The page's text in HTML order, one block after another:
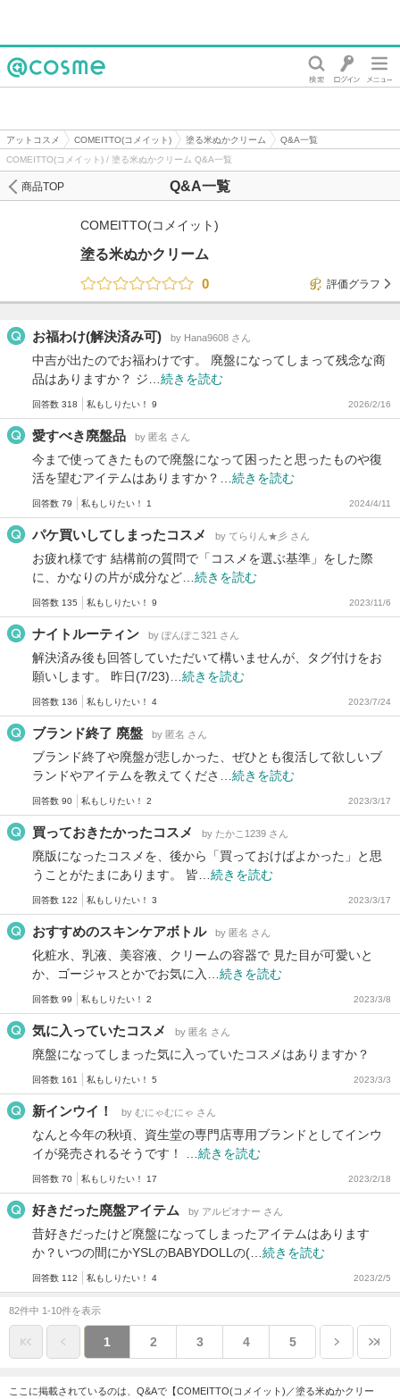
アットコスメ COMEITTO(コメイット) 塗る米ぬかクリーム
Q&A一覧
COMEITTO(コメイット) / 塗る米ぬかクリーム Q&A一覧
Q&A一覧
商品TOP
COMEITTO(コメイット)
塗る米ぬかクリーム
0
評価グラフ
お福わけ(解決済み可) by Hana9608 さん
中吉が出たのでお福わけです。 廃盤になってしまって残念な商
品はありますか？ ジ… 続きを読む
回答数 318 私もしりたい！ 9 2026/2/16
愛すべき廃盤品 by 匿名 さん
今まで使ってきたもので廃盤になって困ったと思ったものや復
活を望むアイテムはありますか？… 続きを読む
回答数 79 私もしりたい！ 1 2024/4/11
パケ買いしてしまったコスメ by てらりん★彡 さん
お疲れ様です 結構前の質問で「コスメを選ぶ基準」をした際
に、かなりの片が成分など… 続きを読む
回答数 135 私もしりたい！ 9 2023/11/6
ナイトルーティン by ぽんぽこ321 さん
解決済み後も回答していただいて構いませんが、タグ付けをお
願いします。 昨日(7/23)… 続きを読む
回答数 136 私もしりたい！ 4 2023/7/24
ブランド終了 廃盤 by 匿名 さん
ブランド終了や廃盤が悲しかった、ぜひとも復活して欲しいブ
ランドやアイテムを教えてくださ… 続きを読む
回答数 90 私もしりたい！ 2 2023/3/17
買っておきたかったコスメ by たかこ1239 さん
廃版になったコスメを、後から「買っておけばよかった」と思
うことがたまにあります。 皆… 続きを読む
回答数 122 私もしりたい！ 3 2023/3/17
おすすめのスキンケアボトル by 匿名 さん
化粧水、乳液、美容液、クリームの容器で 見た目が可愛いと
か、ゴージャスとかでお気に入… 続きを読む
回答数 99 私もしりたい！ 2 2023/3/8
気に入っていたコスメ by 匿名 さん
廃盤になってしまった気に入っていたコスメはありますか？
回答数 161 私もしりたい！ 5 2023/3/3
新インウイ！ by むにゃむにゃ さん
なんと今年の秋頃、資生堂の専門店専用ブランドとしてインウ
イが発売されるそうです！ … 続きを読む
回答数 70 私もしりたい！ 17 2023/2/18
好きだった廃盤アイテム by アルビオナー さん
昔好きだったけど廃盤になってしまったアイテムはあります
か？いつの間にかYSLのBABYDOLLの(… 続きを読む
回答数 112 私もしりたい！ 4 2023/2/5
82件中 1-10件を表示
1 2 3 4 5
ここに掲載されているのは、Q&Aで【COMEITTO(コメイット)／塗る米ぬかクリー